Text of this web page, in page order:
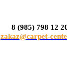
8 (985) 798 12
zakaz@carpet-